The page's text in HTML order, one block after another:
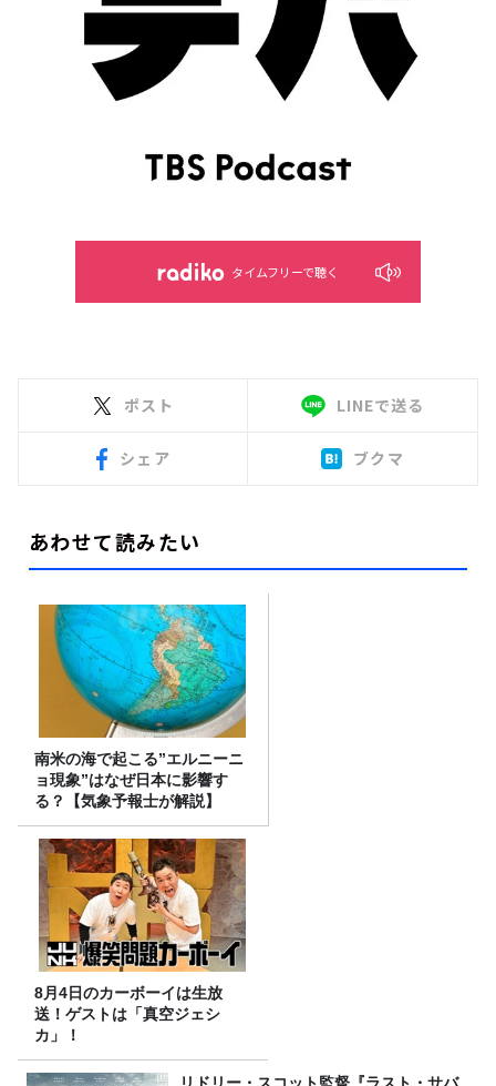
タイムフリーで聴く
ポスト LINEで送る
シェア ブクマ
あわせて読みたい
南米の海で起こる”エルニーニ
ョ現象”はなぜ日本に影響す
る？【気象予報士が解説】
8月4日のカーボーイは生放
送！ゲストは「真空ジェシ
カ」！